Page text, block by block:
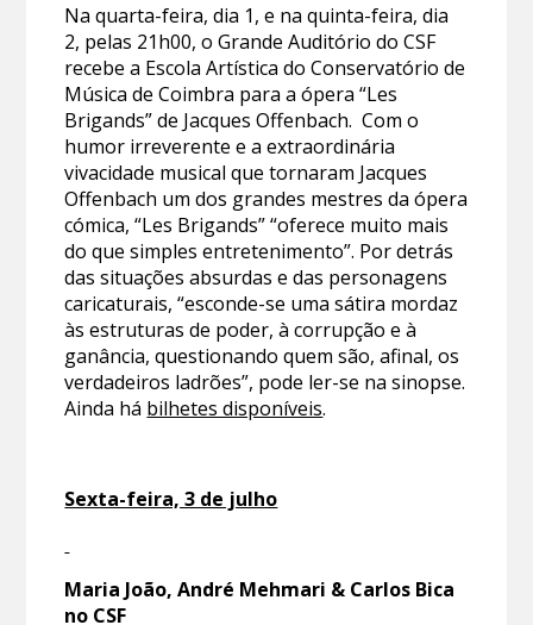
Na quarta-feira, dia 1, e na quinta-feira, dia
2, pelas 21h00, o Grande Auditório do CSF
recebe a Escola Artística do Conservatório de
Música de Coimbra para a ópera “Les
Brigands” de Jacques Offenbach. Com o
humor irreverente e a extraordinária
vivacidade musical que tornaram Jacques
Offenbach um dos grandes mestres da ópera
cómica, “Les Brigands” “oferece muito mais
do que simples entretenimento”. Por detrás
das situações absurdas e das personagens
caricaturais, “esconde-se uma sátira mordaz
às estruturas de poder, à corrupção e à
ganância, questionando quem são, afinal, os
verdadeiros ladrões”, pode ler-se na sinopse.
Ainda há bilhetes disponíveis.
Sexta-feira, 3 de julho
Maria João, André Mehmari & Carlos Bica
no CSF